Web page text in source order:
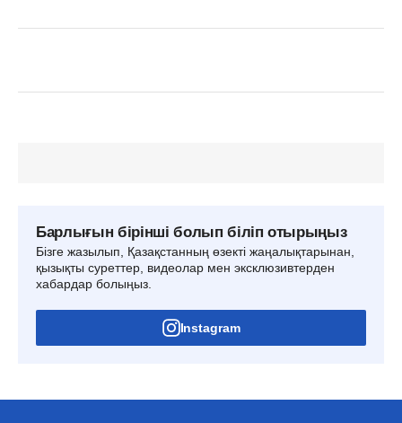
Барлығын бірінші болып біліп отырыңыз
Бізге жазылып, Қазақстанның өзекті жаңалықтарынан,
қызықты суреттер, видеолар мен эксклюзивтерден
хабардар болыңыз.
Instagram